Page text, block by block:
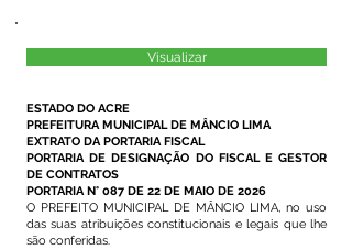
Visualizar
ESTADO DO ACRE
PREFEITURA MUNICIPAL DE MÂNCIO LIMA
EXTRATO DA PORTARIA FISCAL
PORTARIA DE DESIGNAÇÃO DO FISCAL E GESTOR
DE CONTRATOS
PORTARIA N° 087 DE 22 DE MAIO DE 2026
O PREFEITO MUNICIPAL DE MÂNCIO LIMA, no uso
das suas atribuições constitucionais e legais que lhe
são conferidas.